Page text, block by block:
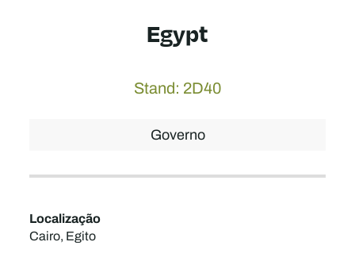
Egypt
Stand: 2D40
Governo
Localização
Cairo, Egito